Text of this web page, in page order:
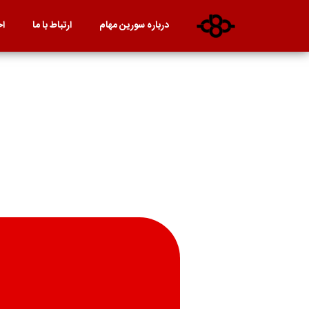
درباره سورین مهام ارتباط با ما